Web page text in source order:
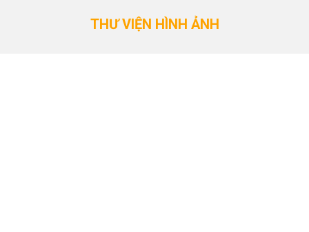
THƯ VIỆN HÌNH ẢNH